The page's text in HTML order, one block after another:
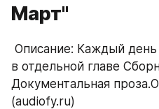
Март"
в отдельной главе
Документальная
(audiofy.ru)